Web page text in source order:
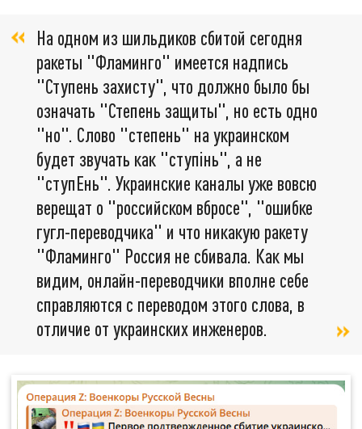
На одном из шильдиков сбитой сегодня
ракеты "Фламинго" имеется надпись
"Ступень захисту", что должно было бы
означать "Степень защиты", но есть одно
"но". Слово "степень" на украинском
будет звучать как "ступінь", а не
"ступЕнь". Украинские каналы уже вовсю
верещат о "российском вбросе", "ошибке
гугл-переводчика" и что никакую ракету
"Фламинго" Россия не сбивала. Как мы
видим, онлайн-переводчики вполне себе
справляются с переводом этого слова, в
отличие от украинских инженеров.